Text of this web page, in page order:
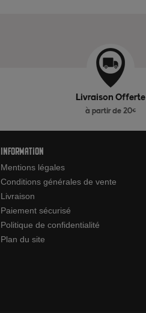
Livraison Offerte
à partir de 20€
Information
Mentions légales
Conditions générales de vente
Livraison
Paiement sécurisé
Politique de confidentialité
Plan du site